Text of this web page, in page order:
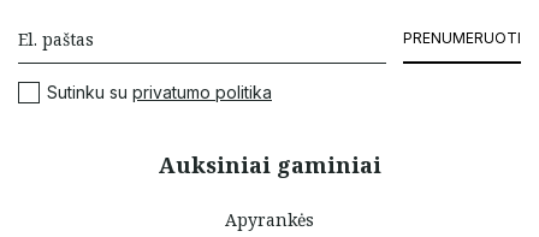
Auksiniai gaminiai
Apyrankės
PRENUMERUOTI
Sutinku su privatumo politika